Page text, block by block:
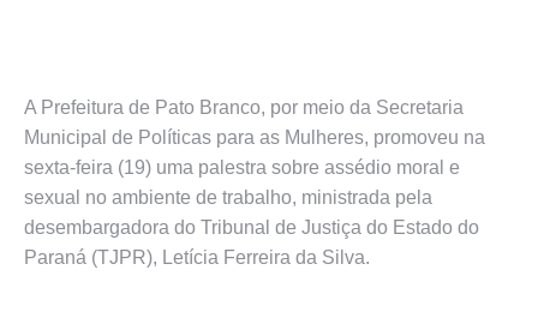
A Prefeitura de Pato Branco, por meio da Secretaria
Municipal de Políticas para as Mulheres, promoveu na
sexta-feira (19) uma palestra sobre assédio moral e
sexual no ambiente de trabalho, ministrada pela
desembargadora do Tribunal de Justiça do Estado do
Paraná (TJPR), Letícia Ferreira da Silva.